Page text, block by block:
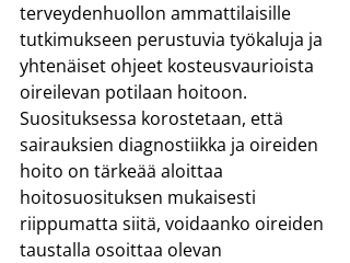
terveydenhuollon ammattilaisille
tutkimukseen perustuvia työkaluja ja
yhtenäiset ohjeet kosteusvaurioista
oireilevan potilaan hoitoon.
Suosituksessa korostetaan, että
sairauksien diagnostiikka ja oireiden
hoito on tärkeää aloittaa
hoitosuosituksen mukaisesti
riippumatta siitä, voidaanko oireiden
taustalla osoittaa olevan